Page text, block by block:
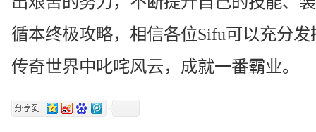
循本终极攻略，相信各位Sifu可以充分
传奇世界中叱咤风云，成就一番霸业。